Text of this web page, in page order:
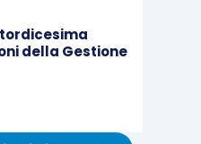
della Gestione